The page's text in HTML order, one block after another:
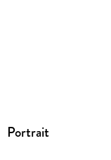
Portrait